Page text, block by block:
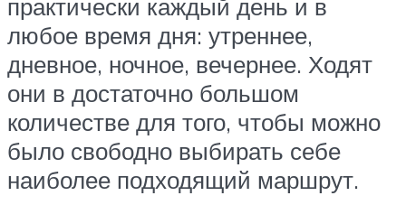
практически каждый день и в
любое время дня: утреннее,
дневное, ночное, вечернее. Ходят
они в достаточно большом
количестве для того, чтобы можно
было свободно выбирать себе
наиболее подходящий маршрут.